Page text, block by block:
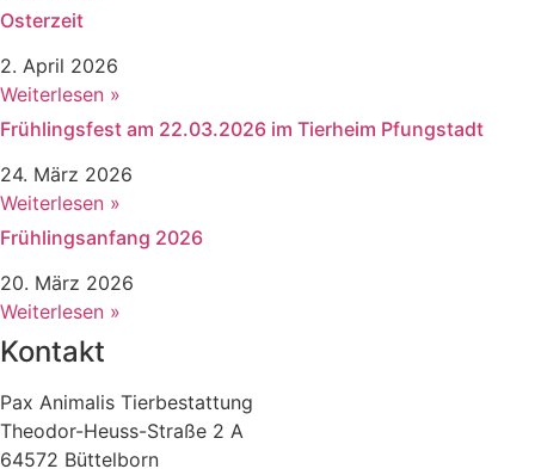
Osterzeit
2. April 2026
Weiterlesen »
Frühlingsfest am 22.03.2026 im Tierheim Pfungstadt
24. März 2026
Weiterlesen »
Frühlingsanfang 2026
20. März 2026
Weiterlesen »
Kontakt
Pax Animalis Tierbestattung
Theodor-Heuss-Straße 2 A
64572 Büttelborn